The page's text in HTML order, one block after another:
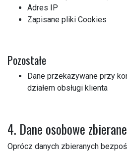
Adres IP
Zapisane pliki Cookies
Pozostałe
Dane przekazywane przy
działem obsługi klienta
4. Dane osobowe
Oprócz danych zbieranych